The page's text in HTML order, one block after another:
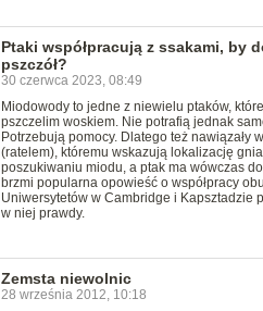
Ptaki współpracują z ssakami, by
pszczół?
30 czerwca 2023, 08:49
Miodowody to jedne z niewielu ptaków,
pszczelim woskiem. Nie potrafią jednak
Potrzebują pomocy. Dlatego też nawiązały
(ratelem), któremu wskazują lokalizację
poszukiwaniu miodu, a ptak ma wówczas
brzmi popularna opowieść o współpracy
Uniwersytetów w Cambridge i Kapsztadzie
w niej prawdy.
Zemsta niewolnic
28 września 2012, 10:18